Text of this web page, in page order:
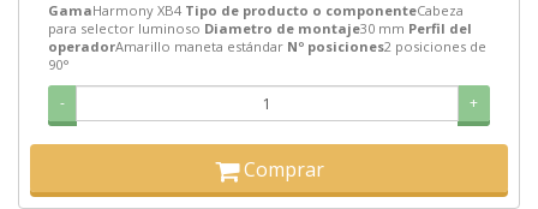
GamaHarmony XB4 Tipo de producto o componenteCabeza
para selector luminoso Diametro de montaje30 mm Perfil del
operadorAmarillo maneta estándar Nº posiciones2 posiciones de
90°
- +
Comprar